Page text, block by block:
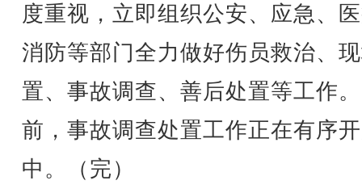
度重视，立即组织公安、应急、
消防等部门全力做好伤员救治、
置、事故调查、善后处置等工作
前，事故调查处置工作正在有序
中。（完）